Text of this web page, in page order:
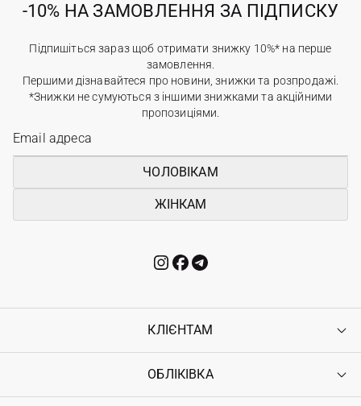
-10% НА ЗАМОВЛЕННЯ ЗА ПІДПИСКУ
Підпишіться зараз щоб отримати знижку 10%* на перше
замовлення.
Першими дізнавайтеся про новини, знижки та розпродажі.
*Знижки не сумуються з іншими знижками та акційними
пропозиціями.
ЧОЛОВІКАМ
ЖІНКАМ
КЛІЄНТАМ
Контакти
ОБЛІКІВКА